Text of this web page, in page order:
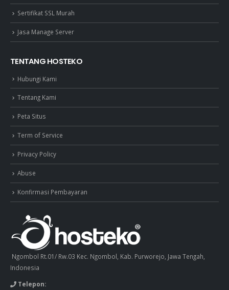
Sertifikat SSL Murah
Jasa Manage Server
TENTANG HOSTEKO
Hubungi Kami
Tentang Kami
Peta Situs
Term of Service
Privacy Policy
Abuse
Konfirmasi Pembayaran
Ngombol Rt.01/ Rw.03 Kec. Ngombol, Kab. Purworejo, Jawa Tengah,
Indonesia
Telepon: